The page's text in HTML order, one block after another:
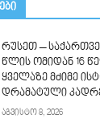
რუსეთ –
წლის ომიდან 16
ყველაზე მძიმე
დრამატული
აგვისტო 8, 2026